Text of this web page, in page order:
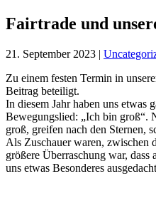
Fairtrade und
21. September 2023 |
Zu einem festen Termin in
Beitrag beteiligt.
In diesem Jahr haben uns etwas
Bewegungslied: „Ich bin groß“.
groß, greifen nach den Sternen,
Als Zuschauer waren, zwischen
größere Überraschung war,
uns etwas Besonderes